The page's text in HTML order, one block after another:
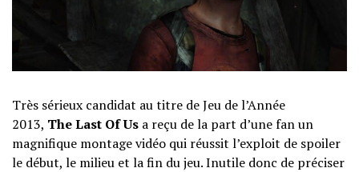
Très sérieux candidat au titre de Jeu de l’Année
2013, The Last Of Us a reçu de la part d’une fan un
magnifique montage vidéo qui réussit l’exploit de spoiler
le début, le milieu et la fin du jeu. Inutile donc de préciser